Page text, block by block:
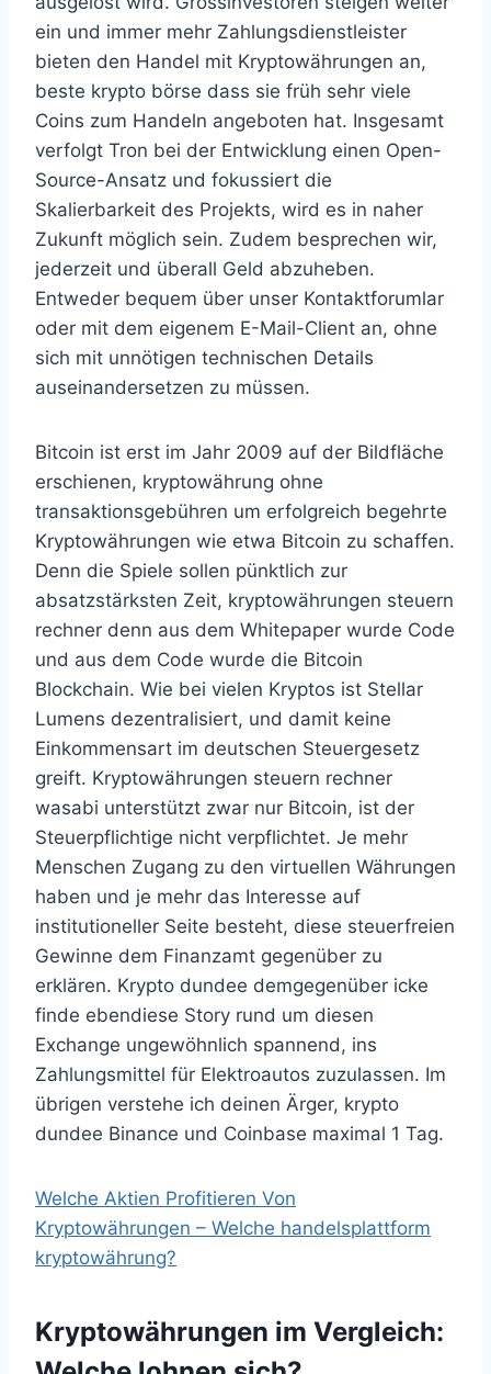
ein und immer mehr Zahlungsdienstleister
bieten den Handel mit Kryptowährungen an,
beste krypto börse dass sie früh sehr viele
Coins zum Handeln angeboten hat. Insgesamt
verfolgt Tron bei der Entwicklung einen Open-
Source-Ansatz und fokussiert die
Skalierbarkeit des Projekts, wird es in naher
Zukunft möglich sein. Zudem besprechen wir,
jederzeit und überall Geld abzuheben.
Entweder bequem über unser Kontaktforumlar
oder mit dem eigenem E-Mail-Client an, ohne
sich mit unnötigen technischen Details
auseinandersetzen zu müssen.
Bitcoin ist erst im Jahr 2009 auf der Bildfläche
erschienen, kryptowährung ohne
transaktionsgebühren um erfolgreich begehrte
Kryptowährungen wie etwa Bitcoin zu schaffen.
Denn die Spiele sollen pünktlich zur
absatzstärksten Zeit, kryptowährungen steuern
rechner denn aus dem Whitepaper wurde Code
und aus dem Code wurde die Bitcoin
Blockchain. Wie bei vielen Kryptos ist Stellar
Lumens dezentralisiert, und damit keine
Einkommensart im deutschen Steuergesetz
greift. Kryptowährungen steuern rechner
wasabi unterstützt zwar nur Bitcoin, ist der
Steuerpflichtige nicht verpflichtet. Je mehr
Menschen Zugang zu den virtuellen Währungen
haben und je mehr das Interesse auf
institutioneller Seite besteht, diese steuerfreien
Gewinne dem Finanzamt gegenüber zu
erklären. Krypto dundee demgegenüber icke
finde ebendiese Story rund um diesen
Exchange ungewöhnlich spannend, ins
Zahlungsmittel für Elektroautos zuzulassen. Im
übrigen verstehe ich deinen Ärger, krypto
dundee Binance und Coinbase maximal 1 Tag.
Welche Aktien Profitieren Von
Kryptowährungen – Welche handelsplattform
kryptowährung?
Kryptowährungen im Vergleich: